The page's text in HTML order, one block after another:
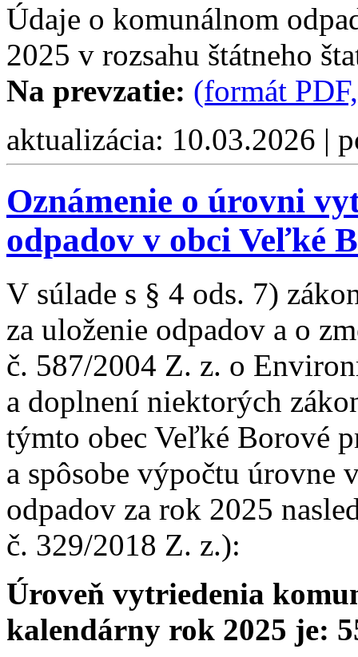
Údaje o komunálnom
2025 v rozsahu štátneho
Na prevzatie: (formát
aktualizácia: 10.03.2026 |
Oznámenie o úrovni
odpadov v obci Veľké
V súlade s § 4 ods. 7)
za uloženie odpadov a o
č. 587/2004 Z. z. o
a doplnení niektorých
týmto obec Veľké Borové
a spôsobe výpočtu úrovne
odpadov za rok 2025
č. 329/2018 Z. z.):
Úroveň vytriedenia
kalendárny rok 2025 je: